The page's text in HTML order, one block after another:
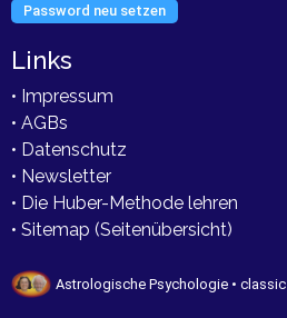
Password neu setzen
Links
• Impressum
• AGBs
• Datenschutz
• Newsletter
• Die Huber-Methode lehren
• Sitemap (Seitenübersicht)
Astrologische Psychologie • classic